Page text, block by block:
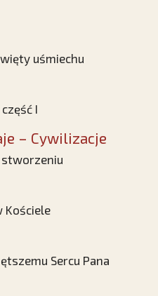
uśmiechu
I
– Cywilizacje
stworzeniu
Kościele
Sercu Pana